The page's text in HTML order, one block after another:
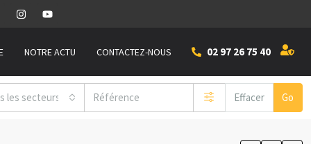
NOTRE ACTU CONTACTEZ-NOUS 02 97 26 75 40
les secteurs Effacer Go